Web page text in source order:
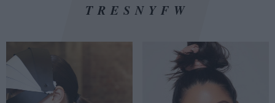
TRESNYFW